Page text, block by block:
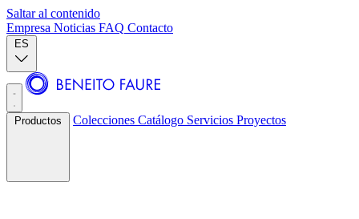
Saltar al contenido
Empresa Noticias FAQ Contacto
ES
Productos Colecciones Catálogo Servicios Proyectos